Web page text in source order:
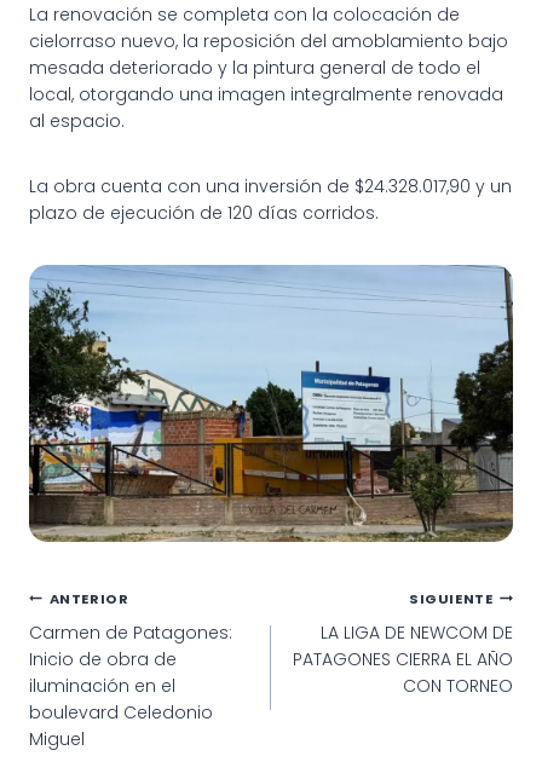
La renovación se completa con la colocación de
cielorraso nuevo, la reposición del amoblamiento bajo
mesada deteriorado y la pintura general de todo el
local, otorgando una imagen integralmente renovada
al espacio.
La obra cuenta con una inversión de $24.328.017,90 y un
plazo de ejecución de 120 días corridos.
Navegación
de
entradas
ANTERIOR
Carmen de Patagones:
Inicio de obra de
iluminación en el
boulevard Celedonio
Miguel
SIGUIENTE
LA LIGA DE NEWCOM DE
PATAGONES CIERRA EL AÑO
CON TORNEO